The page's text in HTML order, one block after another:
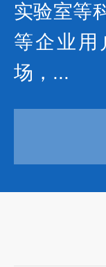
实验室等
等企业用
场，...